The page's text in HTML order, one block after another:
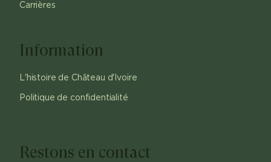
Carrières
Information
L'histoire de Château d'Ivoire
Politique de confidentialité
Restons en contact